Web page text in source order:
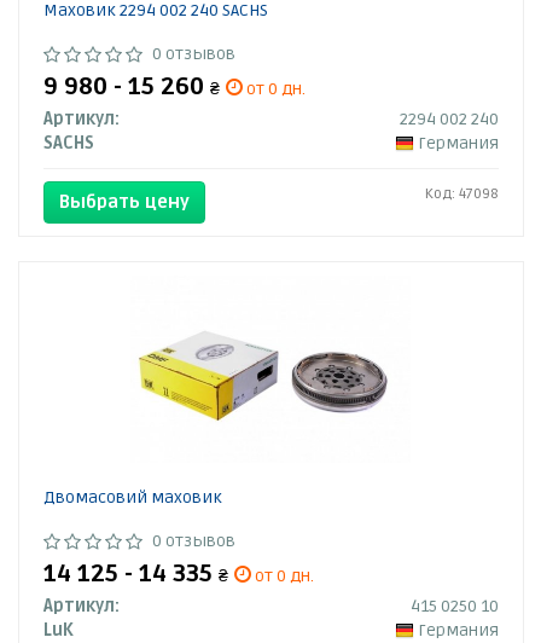
Маховик 2294 002 240 SACHS
0 отзывов
9 980 - 15 260 ₴
от 0 дн.
Артикул:
2294 002 240
SACHS
Германия
Выбрать цену Код: 47098
Двомасовий маховик
0 отзывов
14 125 - 14 335 ₴
от 0 дн.
Артикул:
415 0250 10
LuK
Германия